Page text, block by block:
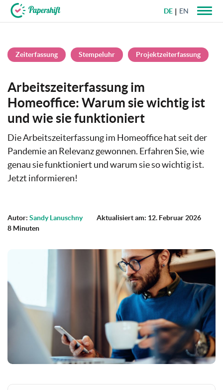
DE EN
Zeiterfassung Stempeluhr Projektzeiterfassung
Arbeitszeiterfassung im
Homeoffice: Warum sie wichtig ist
und wie sie funktioniert
Die Arbeitszeiterfassung im Homeoffice hat seit der
Pandemie an Relevanz gewonnen. Erfahren Sie, wie
genau sie funktioniert und warum sie so wichtig ist.
Jetzt informieren!
Autor: Sandy Lanuschny
Aktualisiert am: 12. Februar 2026
8 Minuten